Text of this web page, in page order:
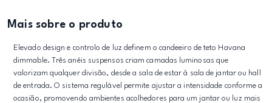
Mais sobre o produto
Elevado design e controlo de luz definem o candeeiro de teto Havana
dimmable. Três anéis suspensos criam camadas luminosas que
valorizam qualquer divisão, desde a sala de estar à sala de jantar ou hall
de entrada. O sistema regulável permite ajustar a intensidade conforme a
ocasião, promovendo ambientes acolhedores para um jantar ou luz mais